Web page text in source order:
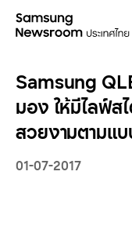
Samsung
มอง ให้มีไลฟ์ส
สวยงามตามแ
01-07-2017